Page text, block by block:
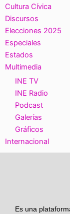
Cultura Cívica
Discursos
Elecciones 2025
Especiales
Estados
Multimedia
INE TV
INE Radio
Podcast
Galerías
Gráficos
Internacional
Es una